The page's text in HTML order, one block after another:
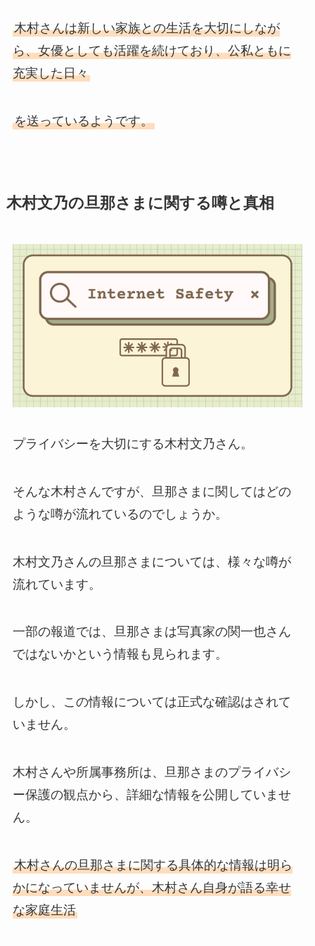
木村さんは新しい家族との生活を大切にしなが
ら、女優としても活躍を続けており、公私ともに
充実した日々
を送っているようです。
木村文乃の旦那さまに関する噂と真相
プライバシーを大切にする木村文乃さん。
そんな木村さんですが、旦那さまに関してはどの
ような噂が流れているのでしょうか。
木村文乃さんの旦那さまについては、様々な噂が
流れています。
一部の報道では、旦那さまは写真家の関一也さん
ではないかという情報も見られます。
しかし、この情報については正式な確認はされて
いません。
木村さんや所属事務所は、旦那さまのプライバシ
ー保護の観点から、詳細な情報を公開していませ
ん。
木村さんの旦那さまに関する具体的な情報は明ら
かになっていませんが、木村さん自身が語る幸せ
な家庭生活